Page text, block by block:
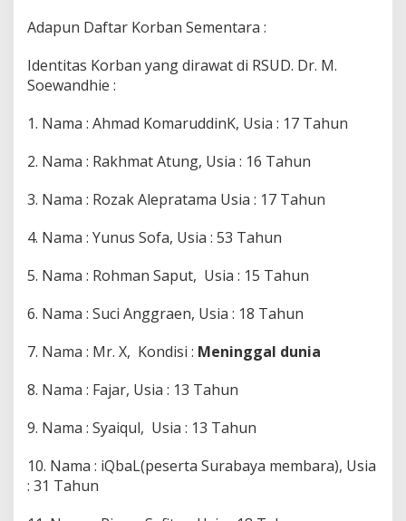
Adapun Daftar Korban Sementara :
Identitas Korban yang dirawat di RSUD. Dr. M.
Soewandhie :
1. Nama : Ahmad KomaruddinK, Usia : 17 Tahun
2. Nama : Rakhmat Atung, Usia : 16 Tahun
3. Nama : Rozak Alepratama Usia : 17 Tahun
4. Nama : Yunus Sofa, Usia : 53 Tahun
5. Nama : Rohman Saput, Usia : 15 Tahun
6. Nama : Suci Anggraen, Usia : 18 Tahun
7. Nama : Mr. X, Kondisi : Meninggal dunia
8. Nama : Fajar, Usia : 13 Tahun
9. Nama : Syaiqul, Usia : 13 Tahun
10. Nama : iQbaL(peserta Surabaya membara), Usia
: 31 Tahun